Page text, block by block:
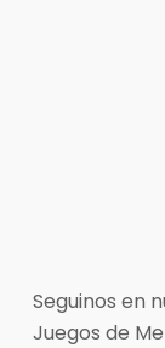
Seguinos en
Juegos de